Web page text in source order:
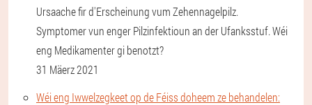
Ursaache fir d'Erscheinung vum Zehennagelpilz.
Symptomer vun enger Pilzinfektioun an der Ufanksstuf. Wéi
eng Medikamenter gi benotzt?
31 Mäerz 2021
Wéi eng Iwwelzegkeet op de Féiss doheem ze behandelen: